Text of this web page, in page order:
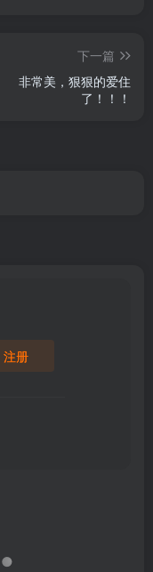
下一篇
非常美，狠狠的爱住
了！！！
注册